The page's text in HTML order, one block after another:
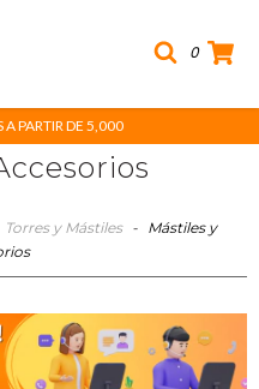
0
PARTIR DE 5,000
Torres y Mástiles -
Mástiles y